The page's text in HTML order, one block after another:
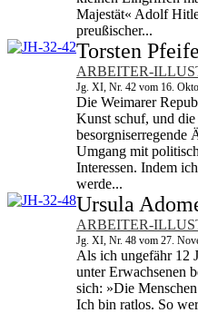
Majestät« Adolf
preußischer...
Torsten
ARBEITER-
Jg. XI, Nr. 42 vom 16.
Die Weimarer
Kunst schuf, und
besorgniserregende
Umgang mit
Interessen. Indem
werde...
Ursula
ARBEITER-
Jg. XI, Nr. 48 vom 27.
Als ich ungefähr 12
unter Erwachsenen
sich: »Die
Ich bin ratlos. So